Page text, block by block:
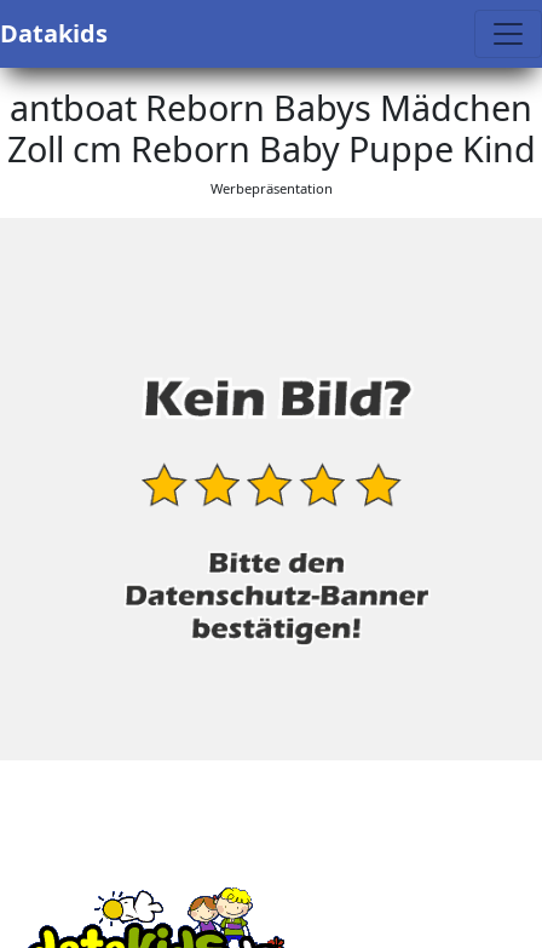
Datakids
antboat Reborn Babys Mädchen
Zoll cm Reborn Baby Puppe Kind
Werbepräsentation